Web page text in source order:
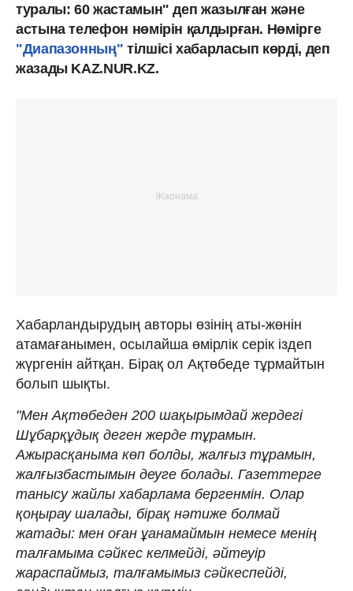
туралы: 60 жастамын" деп жазылған және
астына телефон нөмірін қалдырған. Нөмірге
"Диапазонның" тілшісі хабарласып көрді, деп
жазады KAZ.NUR.KZ.
Хабарландырудың авторы өзінің аты-жөнін
атамағанымен, осылайша өмірлік серік іздеп
жүргенін айтқан. Бірақ ол Ақтөбеде тұрмайтын
болып шықты.
"Мен Ақтөбеден 200 шақырымдай жердегі
Шұбарқұдық деген жерде тұрамын.
Ажырасқаныма көп болды, жалғыз тұрамын,
жалғызбастымын деуге болады. Газеттерге
танысу жайлы хабарлама бергенмін. Олар
қоңырау шалады, бірақ нәтиже болмай
жатады: мен оған ұанамаймын немесе менің
талғамыма сәйкес келмейді, әйтеуір
жараспаймыз, талғамымыз сәйкеспейді,